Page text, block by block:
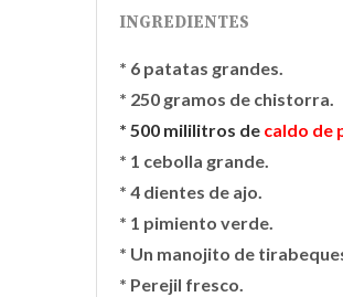
INGREDIENTES
* 6 patatas grandes.
* 250 gramos de chistorra.
* 500 mililitros de caldo de
* 1 cebolla grande.
* 4 dientes de ajo.
* 1 pimiento verde.
* Un manojito de
* Perejil fresco.